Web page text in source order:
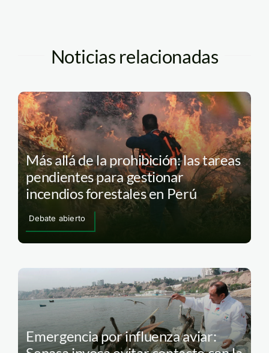
Noticias relacionadas
Más allá de la prohibición: las tareas
pendientes para gestionar
incendios forestales en Perú
Debate abierto
Emergencia por influenza aviar: